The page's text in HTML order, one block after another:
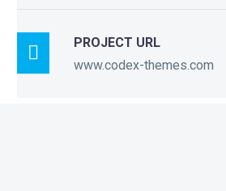

PROJECT URL
www.codex-themes.com